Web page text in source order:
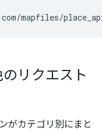
mapfiles/
リクエスト
がカテゴリ別にまと